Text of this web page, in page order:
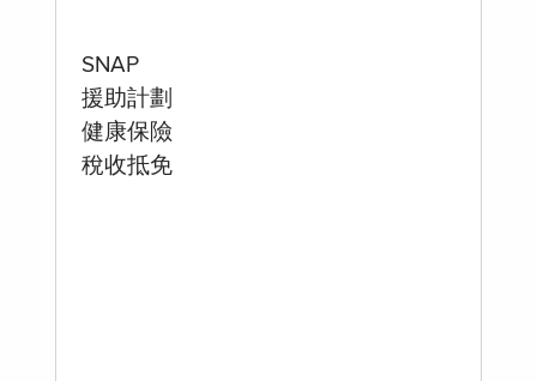
SNAP
援助計劃
健康保險
稅收抵免